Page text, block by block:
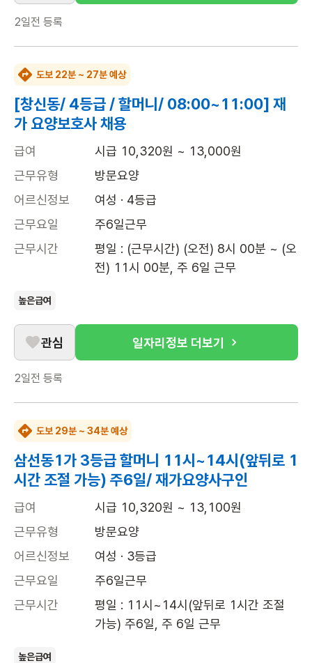
2일전 등록
도보 22분 ~ 27분 예상
[창신동/ 4등급 / 할머니/ 08:00~11:00] 재
가 요양보호사 채용
급여
시급 10,320원 ~ 13,000원
근무유형
방문요양
어르신정보
여성 · 4등급
근무요일
주6일근무
근무시간
평일 : (근무시간) (오전) 8시 00분 ~ (오
전) 11시 00분, 주 6일 근무
높은급여
관심 일자리정보 더보기
2일전 등록
도보 29분 ~ 34분 예상
삼선동1가 3등급 할머니 11시~14시(앞뒤로 1
시간 조절 가능) 주6일/ 재가요양사구인
급여
시급 10,320원 ~ 13,100원
근무유형
방문요양
어르신정보
여성 · 3등급
근무요일
주6일근무
근무시간
평일 : 11시~14시(앞뒤로 1시간 조절
가능) 주6일, 주 6일 근무
높은급여